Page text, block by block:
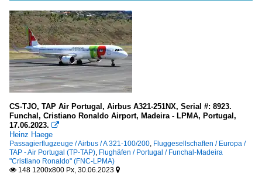
CS-TJO, TAP Air Portugal, Airbus A321-251NX, Serial #: 8923.
Funchal, Cristiano Ronaldo Airport, Madeira - LPMA, Portugal,
17.06.2023. 
Heinz Haege
Passagierflugzeuge / Airbus / A 321-100/200, Fluggesellschaften / Europa /
TAP - Air Portugal (TP-TAP), Flughäfen / Portugal / Funchal-Madeira
"Cristiano Ronaldo" (FNC-LPMA)
 148 1200x800 Px, 30.06.2023 